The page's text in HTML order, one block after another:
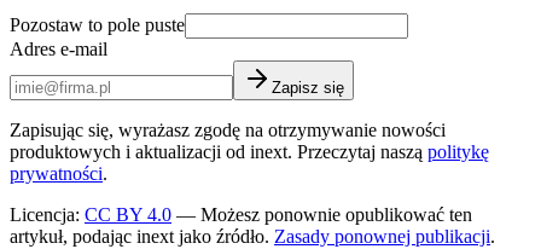
Pozostaw to pole puste
Adres e-mail
Zapisz się
Zapisując się, wyrażasz zgodę na otrzymywanie nowości
produktowych i aktualizacji od inext. Przeczytaj naszą politykę
prywatności.
Licencja: CC BY 4.0 — Możesz ponownie opublikować ten
artykuł, podając inext jako źródło. Zasady ponownej publikacji.